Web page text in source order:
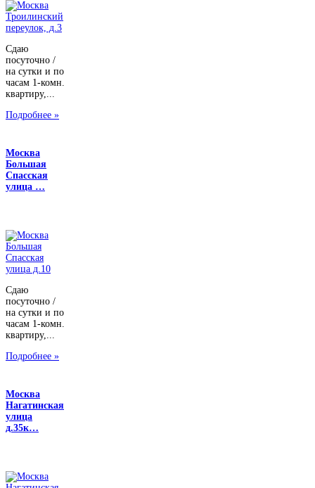
Сдаю
посуточно /
на сутки и по
часам 1-комн.
квартиру,...
Подробнее »
Москва
Большая
Спасская
улица …
Сдаю
посуточно /
на сутки и по
часам 1-комн.
квартиру,...
Подробнее »
Москва
Нагатинская
улица
д.35к…